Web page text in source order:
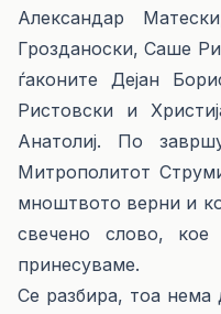
Александар
Грозданоски, Саше
ѓаконите Дејан
Ристовски и
Анатолиј. По
Митрополитот
мноштвото верни и
свечено слово,
принесуваме.
Се разбира, тоа нема